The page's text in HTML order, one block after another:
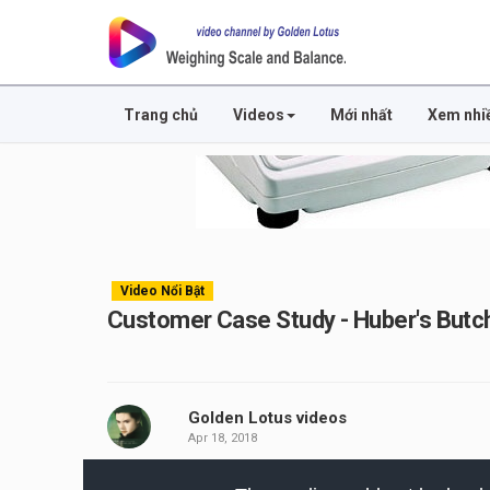
Trang chủ Videos Mới nhất Xem
Video Nổi Bật
Customer Case Study - Huber's
Golden Lotus videos
Apr 18, 2018